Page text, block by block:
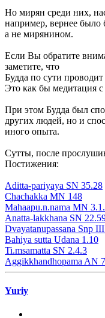
Но мирян среди них,
например, вернее было
а не мирянином.
Если Вы обратите
заметите, что
Будда по сути
Это как бы медитация с
При этом Будда был
других людей, но и
иного опыта.
Сутты, после
Постижения:
Aditta-pariyaya SN 35.28
Chachakka MN 148
Mahaapu.n.nama MN
Anatta-lakkhana SN
Dvayatanupassana Snp
Bahiya sutta Udana 1.10
Ti.msamatta SN 2.4.3
Aggikkhandhopama AN
Yuriy